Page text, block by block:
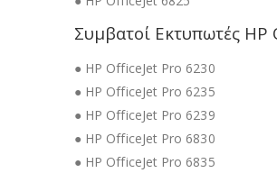
Συμβατοί Εκτυπωτές HP
● HP OfficeJet Pro 6230
● HP OfficeJet Pro 6235
● HP OfficeJet Pro 6239
● HP OfficeJet Pro 6830
● HP OfficeJet Pro 6835